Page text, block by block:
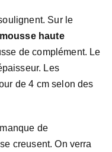
Sur le
mousse haute
de complément. Le
Les
de 4 cm selon des
de
creusent. On verra